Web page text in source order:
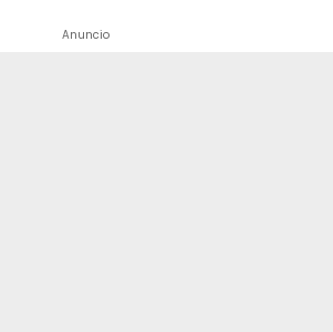
Anuncio